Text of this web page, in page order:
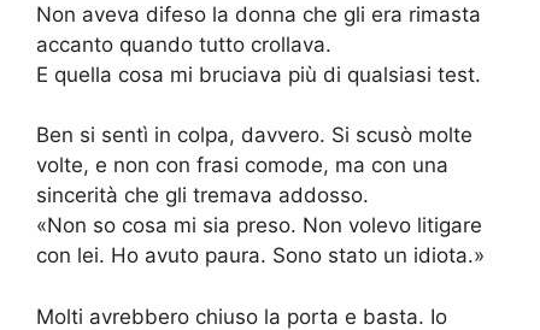
Non aveva difeso la donna che gli era rimasta
accanto quando tutto crollava.
E quella cosa mi bruciava più di qualsiasi test.
Ben si sentì in colpa, davvero. Si scusò molte
volte, e non con frasi comode, ma con una
sincerità che gli tremava addosso.
«Non so cosa mi sia preso. Non volevo litigare
con lei. Ho avuto paura. Sono stato un idiota.»
Molti avrebbero chiuso la porta e basta. Io